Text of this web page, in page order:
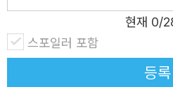
니다.
아직 너무 늦지는 않았습니다. 하
들의 말을 귀담아듣고 스스로에게
을까요? 어떻게 하면 우리가 이 사
할 수 있을까요? 어떻게 하면 우리
코스모스>를 보고 자라며 우주
스 세대’들을 해갈시켜 주기 충
루얀이야말로 <코스모스>의 “영혼
년부터 1980년까지 칼 세이건
현재 0/
스포일러 포함
등록